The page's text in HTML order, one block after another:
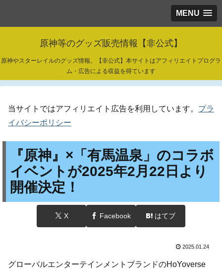
MENU
原神等のグッズ販売情報【非公式】
原神やスターレイルのグッズ情報。【非公式】本サイトはアフィリエイトプログラ
ム・広告による収益を得ています
当サイトではアフィリエイト広告を利用しています。 プラ
イバシーポリシー
『原神』×「有馬温泉」のコラボ
イベントが2025年2月22日より
開催決定！
X Facebook はてブ
2025.01.24
グローバルエンターテインメントブランドのHoYoverse